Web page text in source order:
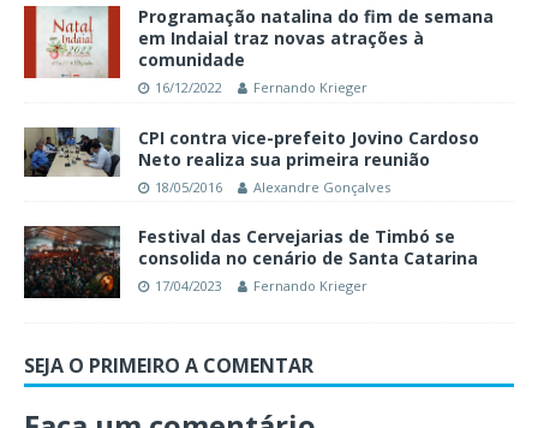
Programação natalina do fim de semana
em Indaial traz novas atrações à
comunidade
16/12/2022 Fernando Krieger
CPI contra vice-prefeito Jovino Cardoso
Neto realiza sua primeira reunião
18/05/2016 Alexandre Gonçalves
Festival das Cervejarias de Timbó se
consolida no cenário de Santa Catarina
17/04/2023 Fernando Krieger
SEJA O PRIMEIRO A COMENTAR